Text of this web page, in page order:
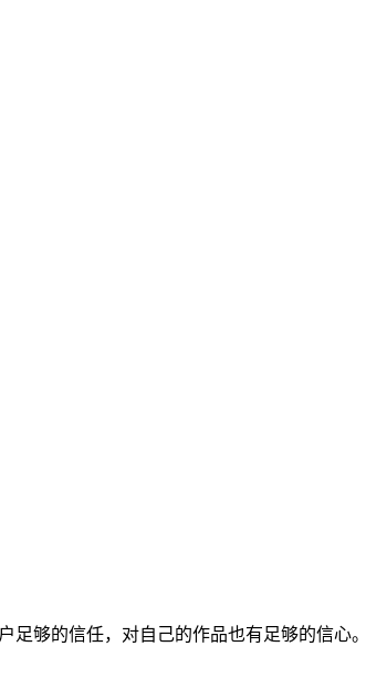
够的信任，对自己的作品也有足够的信心。